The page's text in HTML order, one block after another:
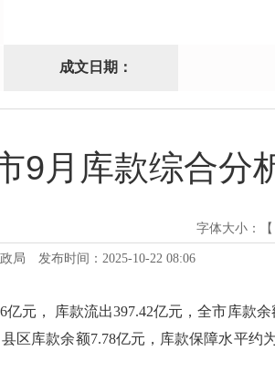
成文日期：
9月库款综合分
字体大小：【
局 发布时间：2025-10-22 08:06
元， 库款流出397.42亿元，全市库款
区库款余额7.78亿元，库款保障水平约